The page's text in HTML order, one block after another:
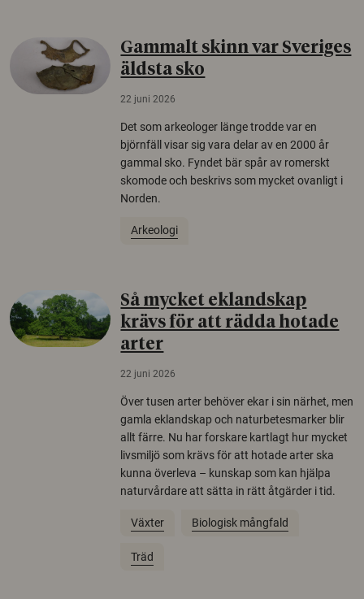
Gammalt skinn var Sveriges
äldsta sko
22 juni 2026
Det som arkeologer länge trodde var en
björnfäll visar sig vara delar av en 2000 år
gammal sko. Fyndet bär spår av romerskt
skomode och beskrivs som mycket ovanligt i
Norden.
Arkeologi
Så mycket eklandskap
krävs för att rädda hotade
arter
22 juni 2026
Över tusen arter behöver ekar i sin närhet, men
gamla eklandskap och naturbetesmarker blir
allt färre. Nu har forskare kartlagt hur mycket
livsmiljö som krävs för att hotade arter ska
kunna överleva – kunskap som kan hjälpa
naturvårdare att sätta in rätt åtgärder i tid.
Växter Biologisk mångfald
Träd